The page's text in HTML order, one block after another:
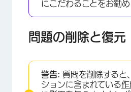
にこだわることをお勧め
問題の削除と復元
警告: 質問を削除すると
ションに含まれている作